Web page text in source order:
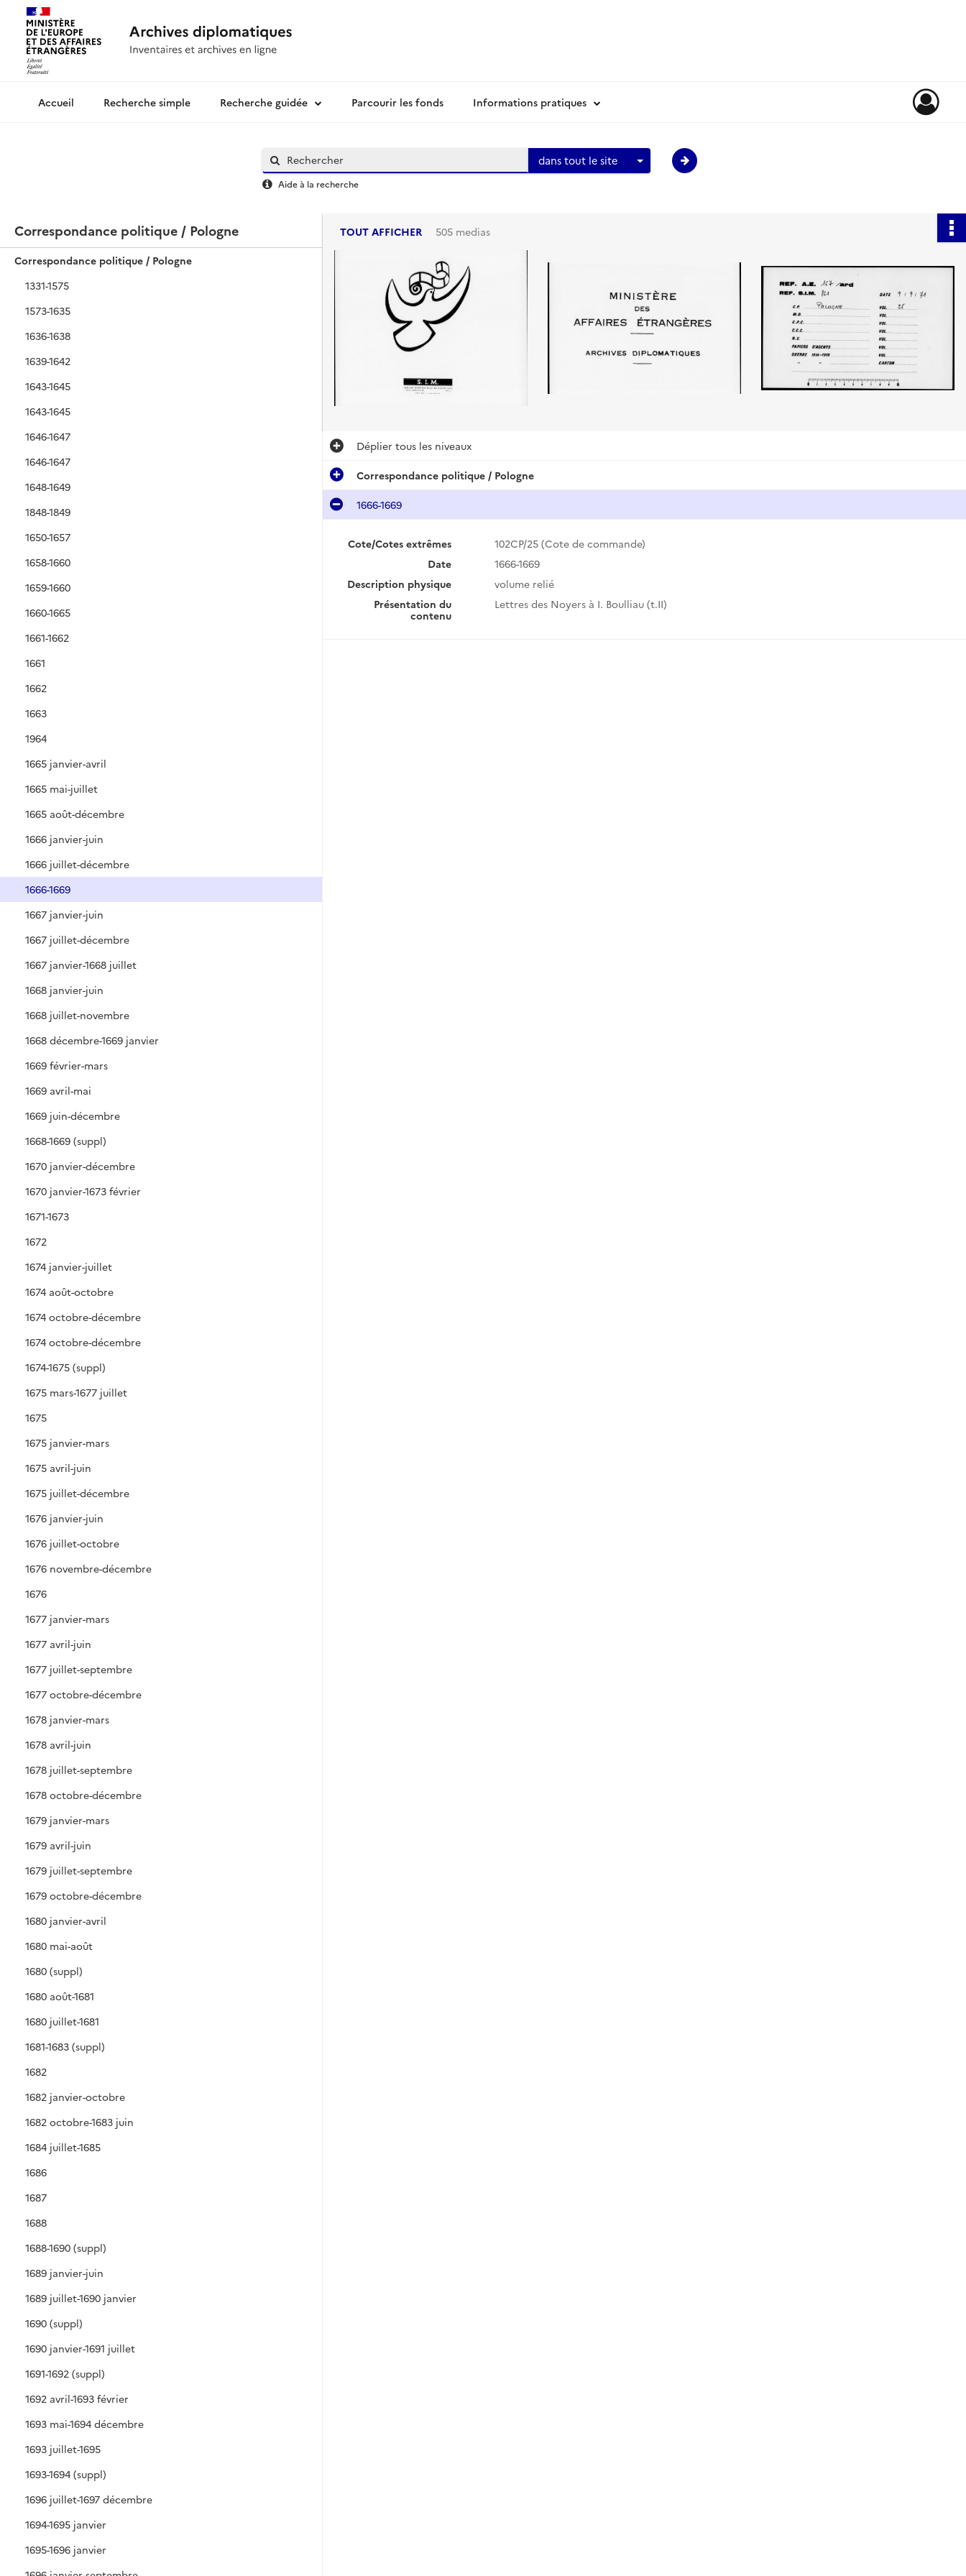
Archives diplomatiquesRecherche simple Recherche guidée Parcourir les fonds Informations pratiques
dans tout le site
Aide à la recherche
Correspondance politique / Pologne
Correspondance politique / Pologne
1331-1575
1573-1635
1636-1638
1639-1642
1643-1645
1643-1645
1646-1647
1646-1647
1648-1649
1848-1849
1650-1657
1658-1660
1659-1660
1660-1665
1661-1662
1661
1662
1663
1964
1665 janvier-avril
1665 mai-juillet
1665 août-décembre
1666 janvier-juin
1666 juillet-décembre
1666-1669
1667 janvier-juin
1667 juillet-décembre
1667 janvier-1668 juillet
1668 janvier-juin
1668 juillet-novembre
1668 décembre-1669 janvier
1669 février-mars
1669 avril-mai
1669 juin-décembre
1668-1669 (suppl)
1670 janvier-décembre
1670 janvier-1673 février
1671-1673
1672
1674 janvier-juillet
1674 août-octobre
1674 octobre-décembre
1674 octobre-décembre
1674-1675 (suppl)
1675 mars-1677 juillet
1675
1675 janvier-mars
1675 avril-juin
1675 juillet-décembre
1676 janvier-juin
1676 juillet-octobre
1676 novembre-décembre
1676
1677 janvier-mars
1677 avril-juin
1677 juillet-septembre
1677 octobre-décembre
1678 janvier-mars
1678 avril-juin
1678 juillet-septembre
1678 octobre-décembre
1679 janvier-mars
1679 avril-juin
1679 juillet-septembre
1679 octobre-décembre
1680 janvier-avril
1680 mai-août
1680 (suppl)
1680 août-1681
1680 juillet-1681
1681-1683 (suppl)
1682
1682 janvier-octobre
1682 octobre-1683 juin
1684 juillet-1685
1686
1687
1688
1688-1690 (suppl)
1689 janvier-juin
1689 juillet-1690 janvier
1690 (suppl)
1690 janvier-1691 juillet
1691-1692 (suppl)
1692 avril-1693 février
1693 mai-1694 décembre
1693 juillet-1695
1693-1694 (suppl)
1696 juillet-1697 décembre
1694-1695 janvier
1695-1696 janvier
TOUT AFFICHER 505 medias
Déplier tous les niveaux
Correspondance politique / Pologne
1666-1669
Cote/Cotes extrêmes
102CP/25 (Cote de commande)
Date
1666-1669
Description physique
volume relié
Présentation du
contenu
Lettres des Noyers à I. Boulliau (t.II)